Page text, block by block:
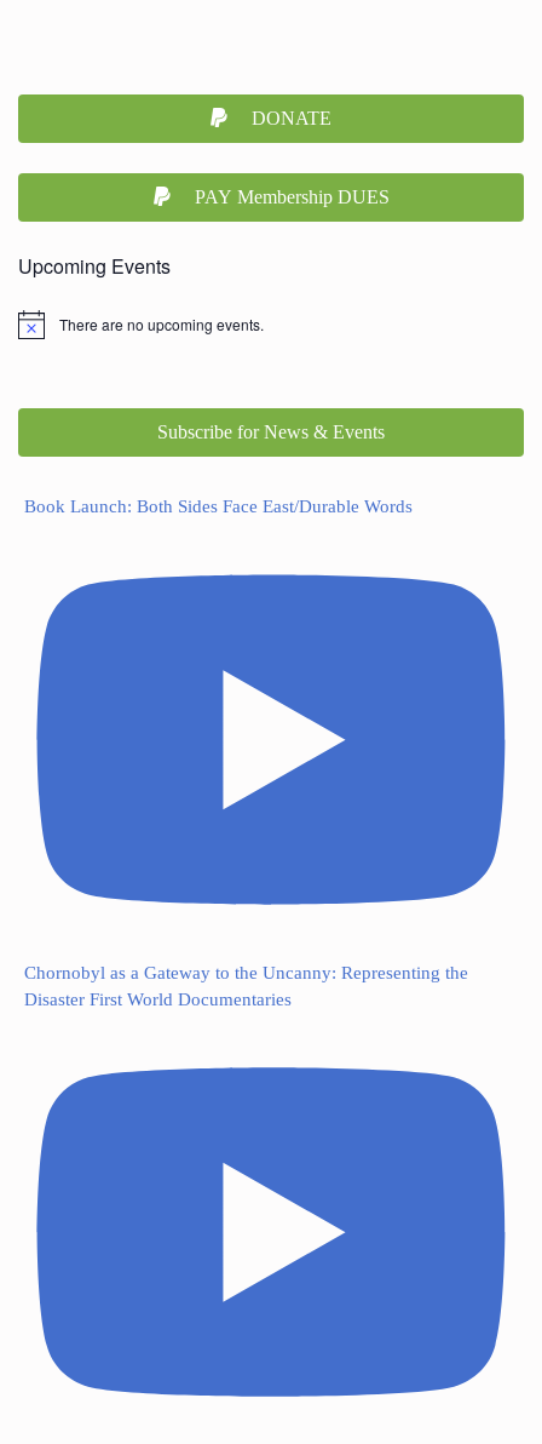
DONATE
PAY Membership DUES
Upcoming Events
There are no upcoming events.
Subscribe for News & Events
Book Launch: Both Sides Face East/Durable Words
Chornobyl as a Gateway to the Uncanny: Representing the
Disaster First World Documentaries